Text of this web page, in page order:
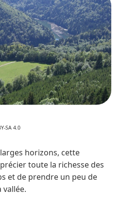
SA 4.0
horizons, cette
toute la richesse des
et de prendre un peu de
vallée.